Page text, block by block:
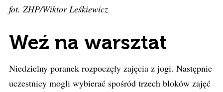
fot. ZHP/Wiktor Leśkiewicz
Weź na warsztat
Niedzielny poranek rozpoczęły zajęcia z jogi. Następnie
uczestnicy mogli wybierać spośród trzech bloków zajęć